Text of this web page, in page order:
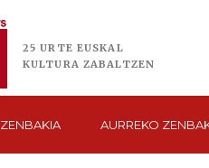
25 URTE EUSKAL
KULTURA ZABALTZEN
ZENBAKIA AURREKO